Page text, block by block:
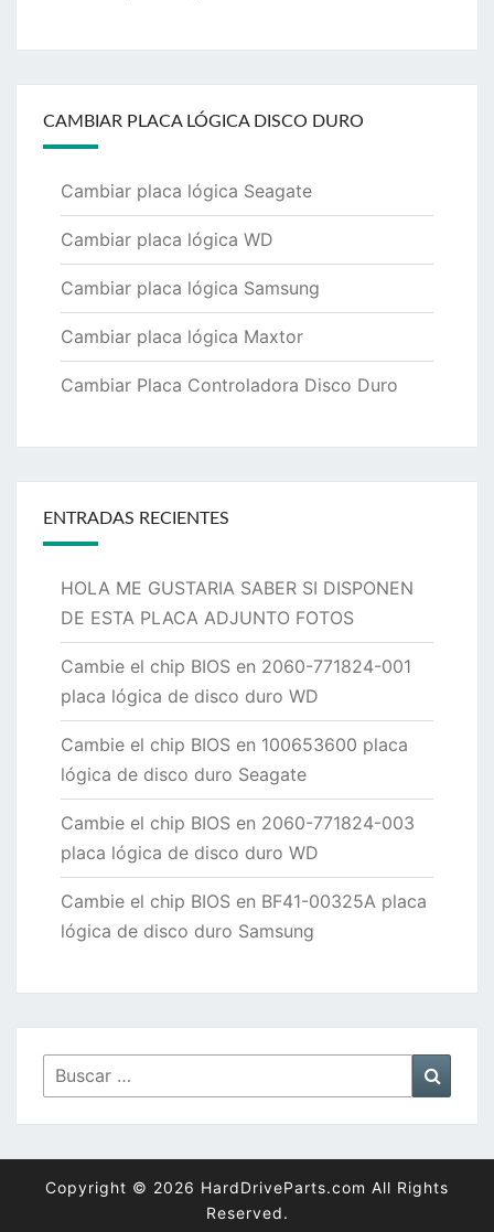
CAMBIAR PLACA LÓGICA DISCO DURO
Cambiar placa lógica Seagate
Cambiar placa lógica WD
Cambiar placa lógica Samsung
Cambiar placa lógica Maxtor
Cambiar Placa Controladora Disco Duro
ENTRADAS RECIENTES
HOLA ME GUSTARIA SABER SI DISPONEN
DE ESTA PLACA ADJUNTO FOTOS
Cambie el chip BIOS en 2060-771824-001
placa lógica de disco duro WD
Cambie el chip BIOS en 100653600 placa
lógica de disco duro Seagate
Cambie el chip BIOS en 2060-771824-003
placa lógica de disco duro WD
Cambie el chip BIOS en BF41-00325A placa
lógica de disco duro Samsung
Buscar
por:
Copyright © 2026 HardDriveParts.com All Rights
Reserved.